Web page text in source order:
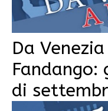
Da
di